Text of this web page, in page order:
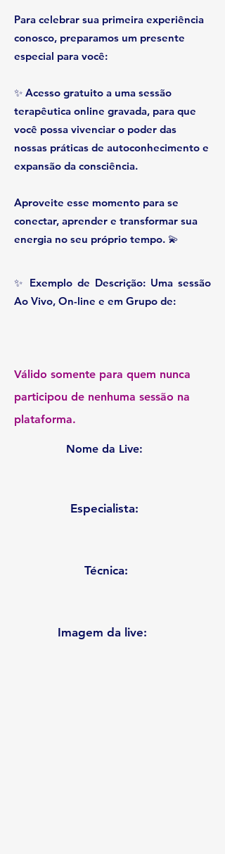
Para celebrar sua primeira experiência
conosco, preparamos um presente
especial para você:
✨ Acesso gratuito a uma sessão
terapêutica online gravada, para que
você possa vivenciar o poder das
nossas práticas de autoconhecimento e
expansão da consciência.
Aproveite esse momento para se
conectar, aprender e transformar sua
energia no seu próprio tempo. 💫
✨ Exemplo de Descrição: Uma sessão
Ao Vivo, On-line e em Grupo de:
Válido somente para quem nunca
participou de nenhuma sessão na
plataforma.
Nome da Live:
Especialista:
Técnica:
Imagem da live: